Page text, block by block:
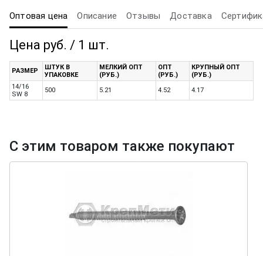
Оптовая цена Описание Отзывы Доставка
Цена руб. / 1 шт.
РАЗМЕР
ШТУК В
УПАКОВКЕ
МЕЛКИЙ ОПТ
(РУБ.)
ОПТ
(РУБ.)
КРУПНЫЙ ОПТ
(РУБ.)
14/16
SW 8
500 5.21 4.52 4.17
С этим товаром также покупают